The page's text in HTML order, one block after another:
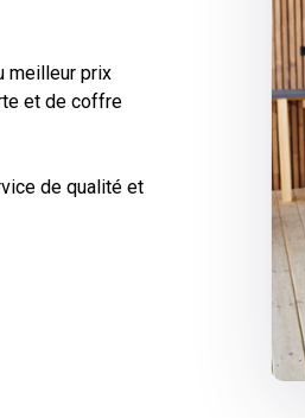
meilleur prix
et de coffre
de qualité et